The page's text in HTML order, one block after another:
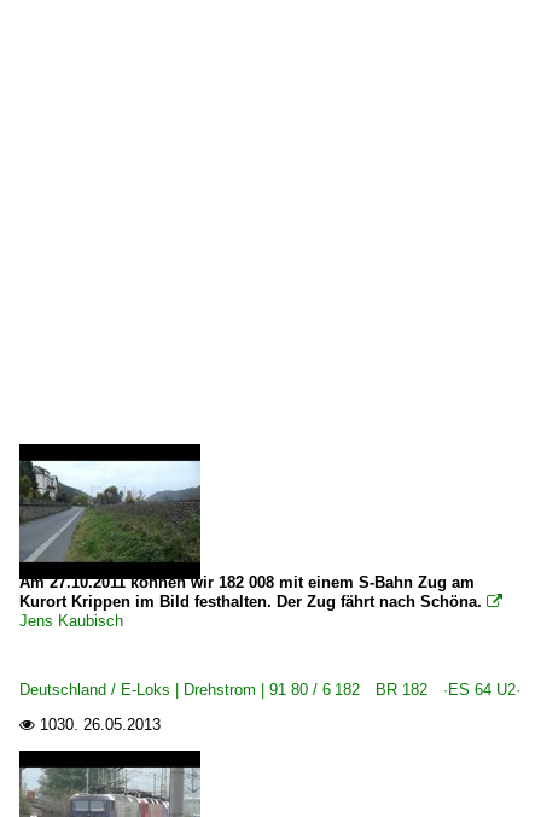
Bahnhöfe
Innsbruck Hbf
E-Loks
BR 1144
BR 4024 ·Talent 4-teilig·
Strecken
Strecke Innsbruck – Brennero/Brenner ·Brennerbahn·
Am 27.10.2011 können wir 182 008 mit einem S-Bahn Zug am
Kurort Krippen im Bild festhalten. Der Zug fährt nach Schöna. 
Jens Kaubisch
Deutschland / E-Loks | Drehstrom | 91 80 / 6 182 BR 182 ·ES 64 U2·
 1030. 26.05.2013